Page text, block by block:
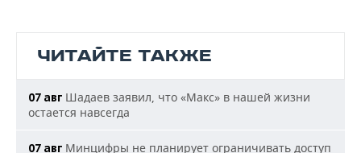
ЧИТАЙТЕ ТАКЖЕ
07 авг Шадаев заявил, что «Макс» в нашей жизни
остается навсегда
07 авг Минцифры не планирует ограничивать доступ